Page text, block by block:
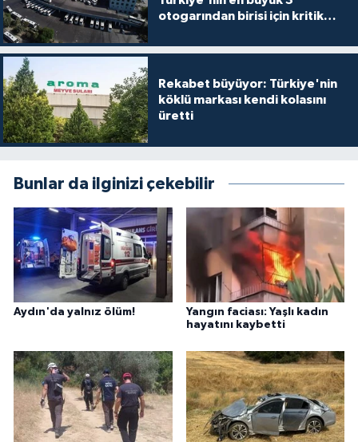
otogarından birisi için kritik
Rekabet büyüyor: Türkiye'nin
köklü markası kendi kolasını
üretti
Bunlar da ilginizi çekebilir
Aydın'da yalnız ölüm!
Yangın faciası: Yaşlı kadın
hayatını kaybetti